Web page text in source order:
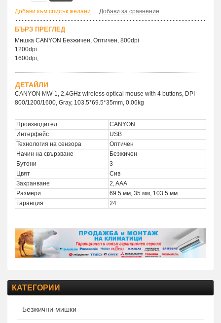
Добави към списък желани
| Добави за сравнение
БЪРЗ ПРЕГЛЕД
Мишка CANYON Безжичен, Оптичен, 800dpi
1200dpi
1600dpi,
ДЕТАЙЛИ
CANYON MW-1, 2.4GHz wireless optical mouse with 4 buttons, DPI
800/1200/1600, Gray, 103.5*69.5*35mm, 0.06kg
Производител
CANYON
Интерфейс
USB
Технология на сензора
Оптичен
Начин на свързване
Безжичен
Бутони
3
Цвят
Сив
Захранване
2, AAA
Размери
69.5 мм, 35 мм, 103.5 мм
Гаранция
24
КАТЕГОРИИ
Безжични мишки